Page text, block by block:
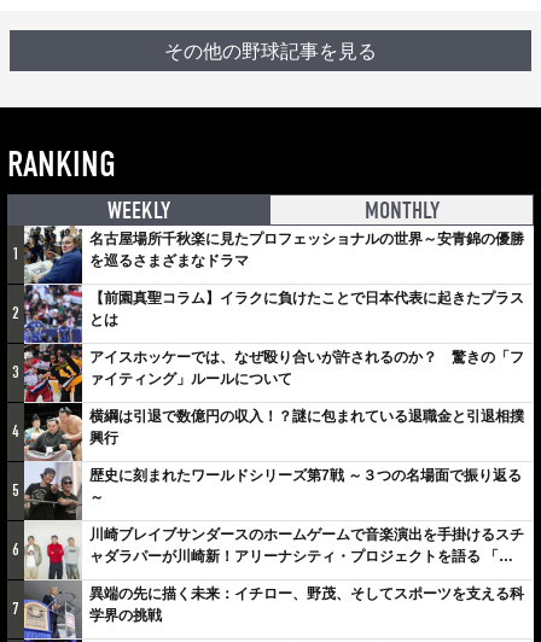
その他の野球記事を見る
RANKING
WEEKLY MONTHLY
1
名古屋場所千秋楽に見たプロフェッショナルの世界～安青錦の優勝
を巡るさまざまなドラマ
2
【前園真聖コラム】イラクに負けたことで日本代表に起きたプラス
とは
3
アイスホッケーでは、なぜ殴り合いが許されるのか？ 驚きの「フ
ァイティング」ルールについて
4
横綱は引退で数億円の収入！？謎に包まれている退職金と引退相撲
興行
5
歴史に刻まれたワールドシリーズ第7戦 ～３つの名場面で振り返る
～
6
川崎ブレイブサンダースのホームゲームで音楽演出を手掛けるスチ
ャダラパーが川崎新！アリーナシティ・プロジェクトを語る 「楽
しみでしかないでしょ。川崎は、ずっと成長曲線だから」
7
異端の先に描く未来：イチロー、野茂、そしてスポーツを支える科
学界の挑戦